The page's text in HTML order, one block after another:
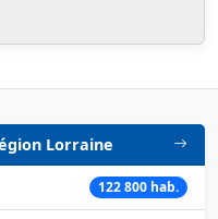
Lorraine
122 800 hab.